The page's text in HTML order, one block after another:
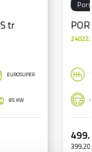
PORSCHE
240222/ZGSPIRIT
AUTOMATSKI
MJENJAČ
499.000,00
399.200,00 € +